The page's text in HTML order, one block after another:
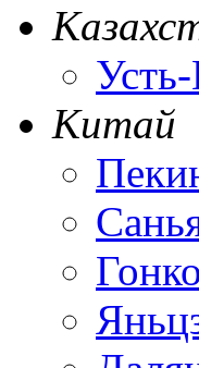
Китай